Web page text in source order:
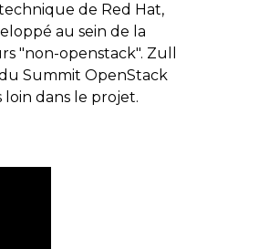
de Red Hat,
au sein de la
"non-openstack". Zull
Summit OpenStack
dans le projet.